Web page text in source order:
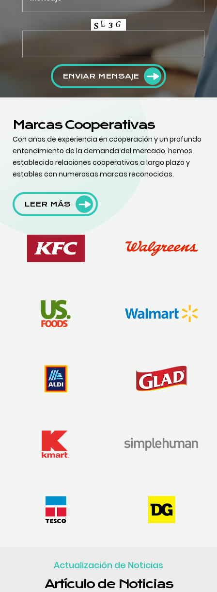
ENVIAR MENSAJE
Marcas Cooperativas
Con años de experiencia en cooperación y un profundo
entendimiento de la demanda del mercado, hemos
establecido relaciones cooperativas a largo plazo y
estables con numerosas marcas reconocidas.
LEER MÁS
Actualización de Noticias
Artículo de Noticias